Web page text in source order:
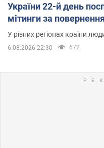
України 22-й день
мітинги за
У різних регіонах країни
6.08.2026 22:30 672